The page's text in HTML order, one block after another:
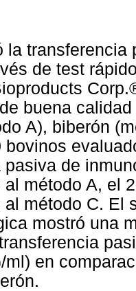
la
de test
buena
A), biberón
bovinos
de
al método A, el
al método C. El
mostró una
ml) en